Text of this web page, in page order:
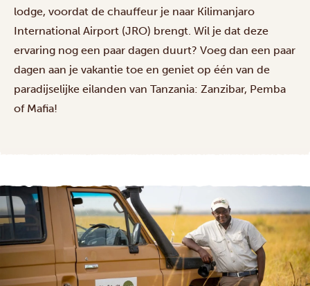
lodge, voordat de chauffeur je naar Kilimanjaro
International Airport (JRO) brengt. Wil je dat deze
ervaring nog een paar dagen duurt? Voeg dan een paar
dagen aan je vakantie toe en geniet op één van de
paradijselijke eilanden van Tanzania: Zanzibar, Pemba
of Mafia!